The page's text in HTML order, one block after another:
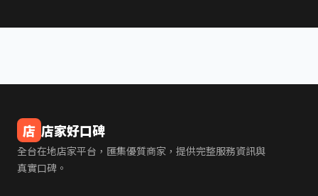
店 店家好口碑
全台在地店家平台，匯集優質商家，提供完整服務資訊與
真實口碑。